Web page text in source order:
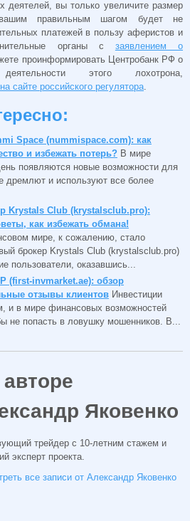
деятелей, вы только увеличите размер
правильным шагом будет не
платежей в пользу аферистов и
органы с заявлением о
проинформировать Центробанк РФ о
этого лохотрона,
сайте российского регулятора.
Space (nummispace.com): как
и избежать потерь? В мире
появляются новые возможности для
дремлют и используют все более
Krystals Club (krystalsclub.pro):
как избежать обмана!
мире, к сожалению, стало
брокер Krystals Club (krystalsclub.pro)
пользователи, оказавшись...
(first-invmarket.ae): обзор
отзывы клиентов Инвестиции
и в мире финансовых возможностей
не попасть в ловушку мошенников. В...
Яковенко
трейдер с 10-летним стажем и
эксперт проекта.
все записи от Александр Яковенко